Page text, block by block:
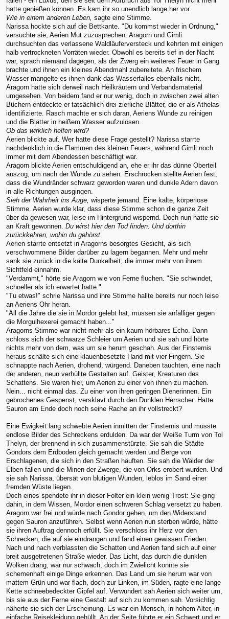
hatte genießen können. Es kam ihr so unendlich lange her vor.
Wie in einem anderen Leben, sagte eine Stimme.
Narissa hockte sich auf die Bettkante. "Du kommst wieder in Ordnung,"
versuchte sie, Aerien Mut zuzusprechen. Aragorn und Gimli
durchsuchten das verlassene Waldläuferversteck und kehrten mit einigen
halb vertrockneten Vorräten wieder. Obwohl es bereits tief in der Nacht
war, sprach niemand dagegen, als der Zwerg ein weiteres Feuer in Gang
brachte und ihnen ein kleines Abendmahl zubereitete. An frischem
Wasser mangelte es ihnen dank das Wasserfalles ebenfalls nicht.
Aragorn hatte sich derweil nach Heilkräutern und Verbandsmaterial
umgesehen. Von beidem fand er nur wenig, doch in zwischen zwei alten
Büchern entdeckte er tatsächlich drei zierliche Blätter, die er als Athelas
identifizierte. Rasch machte er sich daran, Aeriens Wunde zu reinigen
und die Blätter in heißem Wasser aufzulösen.
Ob das wirklich helfen wird?
Aerien blickte auf. Wer hatte diese Frage gestellt? Narissa starrte
nachdenklich in die Flammen des kleinen Feuers, während Gimli noch
immer mit dem Abendessen beschäftigt war.
Aragorn blickte Aerien entschuldigend an, ehe er ihr das dünne Oberteil
auszog, um nach der Wunde zu sehen. Erschrocken stellte Aerien fest,
dass die Wundränder schwarz geworden waren und dunkle Adern davon
in alle Richtungen ausgingen.
Sieh der Wahrheit ins Auge, wisperte jemand. Eine kalte, körperlose
Stimme. Aerien wurde klar, dass diese Stimme schon die ganze Zeit
über da gewesen war, leise im Hintergrund wispernd. Doch nun hatte sie
an Kraft gewonnen. Du wirst hier den Tod finden. Und dorthin
zurückkehren, wohin du gehörst.
Aerien starrte entsetzt in Aragorns besorgtes Gesicht, als sich
verschwommene Bilder darüber zu lagern begannen. Mehr und mehr
sank sie zurück in die kalte Dunkelheit, die immer mehr von ihrem
Sichtfeld einnahm.
"Verdammt," hörte sie Aragorn wie von Ferne fluchen. "Sie schwindet,
schneller als ich erwartet hatte."
"Tu etwas!" schrie Narissa und ihre Stimme hallte bereits nur noch leise
an Aeriens Ohr heran.
"All die Jahre die sie in Mordor gelebt hat, müssen sie anfälliger gegen
die Morgulhexerei gemacht haben..."
Aragorns Stimme war nicht mehr als ein kaum hörbares Echo. Dann
schloss sich der schwarze Schleier um Aerien und sie sah und hörte
nichts mehr von dem, was um sie herum geschah. Aus der Finsternis
heraus schälte sich eine klauenbesetzte Hand mit vier Fingern. Sie
schnappte nach Aerien, drohend, würgend. Daneben tauchten, eine nach
der anderen, neun verhüllte Gestalten auf. Geister, Kreaturen des
Schattens. Sie waren hier, um Aerien zu einer von ihnen zu machen.
Nein... nicht einmal das. Zu einer von ihren geringen Dienerinnen. Ein
gebrochenes Gespenst, versklavt durch den Dunklen Herrscher. Hatte
Sauron am Ende doch noch seine Rache an ihr vollstreckt?
Eine Ewigkeit lang schwebte Aerien inmitten der Finsternis und musste
endlose Bilder des Schreckens erdulden. Da war der Weiße Turm von Tol
Thelyn, der brennend in sich zusammenstürzte. Sie sah die Städte
Gondors dem Erdboden gleich gemacht werden und Berge von
Erschlagenen, die sich in den Straßen häuften. Sie sah die Wälder der
Elben fallen und die Minen der Zwerge, die von Orks erobert wurden. Und
sie sah Narissa, übersät von blutigen Wunden, leblos im Sand einer
fremden Wüste liegen.
Doch eines spendete ihr in dieser Folter ein klein wenig Trost: Sie ging
dahin, in dem Wissen, Mordor einen schweren Schlag versetzt zu haben.
Aragorn war frei und würde nach Gondor gehen, um den Widerstand
gegen Sauron anzuführen. Selbst wenn Aerien nun sterben würde, hätte
sie ihren Auftrag dennoch erfüllt. Sie verschloss ihr Herz vor den
Schrecken, die auf sie eindrangen und fand einen gewissen Frieden.
Nach und nach verblassten die Schatten und Aerien fand sich auf einer
breit ausgetretenen Straße wieder. Das Licht, das durch die dunklen
Wolken drang, war nur schwach, doch im Zwielicht konnte sie
schemenhaft einige Dinge erkennen. Das Land um sie herum war von
mattem Grün und war flach, doch zur Linken, im Süden, ragte eine lange
Kette schneebedeckter Gipfel auf. Verwundert sah Aerien sich weiter um,
bis sie aus der Ferne eine Gestalt auf sich zu kommen sah. Vorsichtig
näherte sie sich der Erscheinung. Es war ein Mensch, in hohem Alter, in
einfache Reisekleidung gehüllt. An der Seite führte er ein Schwert und er